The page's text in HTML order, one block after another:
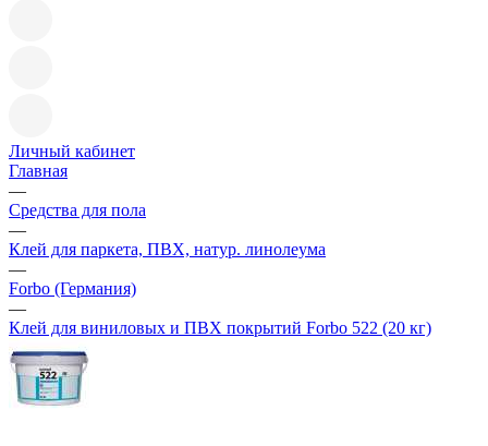
Личный кабинет
Главная
—
Средства для пола
—
Клей для паркета, ПВХ, натур. линолеума
—
Forbo (Германия)
—
Клей для виниловых и ПВХ покрытий Forbo 522 (20 кг)